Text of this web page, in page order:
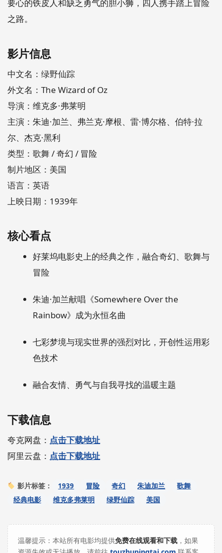
要心的铁皮人和缺乏勇气的胆小狮，四人携手踏上冒险
之路。
影片信息
中文名：绿野仙踪
外文名：The Wizard of Oz
导演：维克多·弗莱明
主演：朱迪·加兰、弗兰克·摩根、雷·博尔格、伯特·拉
尔、杰克·黑利
类型：歌舞 / 奇幻 / 冒险
制片地区：美国
语言：英语
上映日期：1939年
核心看点
好莱坞电影史上的经典之作，融合奇幻、歌舞与
冒险
朱迪·加兰献唱《Somewhere Over the
Rainbow》成为永恒名曲
七彩梦境与现实世界的强烈对比，开创性运用彩
色技术
融合友情、勇气与自我寻找的温暖主题
下载信息
夸克网盘： 点击下载地址
阿里云盘： 点击下载地址
影片标签： 1939 冒险 奇幻 朱迪加兰
歌舞
经典电影
维克多弗莱明 绿野仙踪 美国
温馨提示：本站所有电影均提供免费在线观看和下载 ，如果